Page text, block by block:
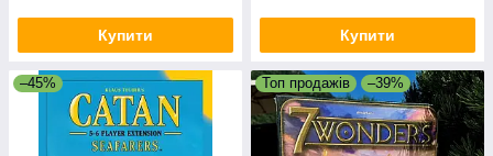
Купити Купити
–45% Топ продажів –39%